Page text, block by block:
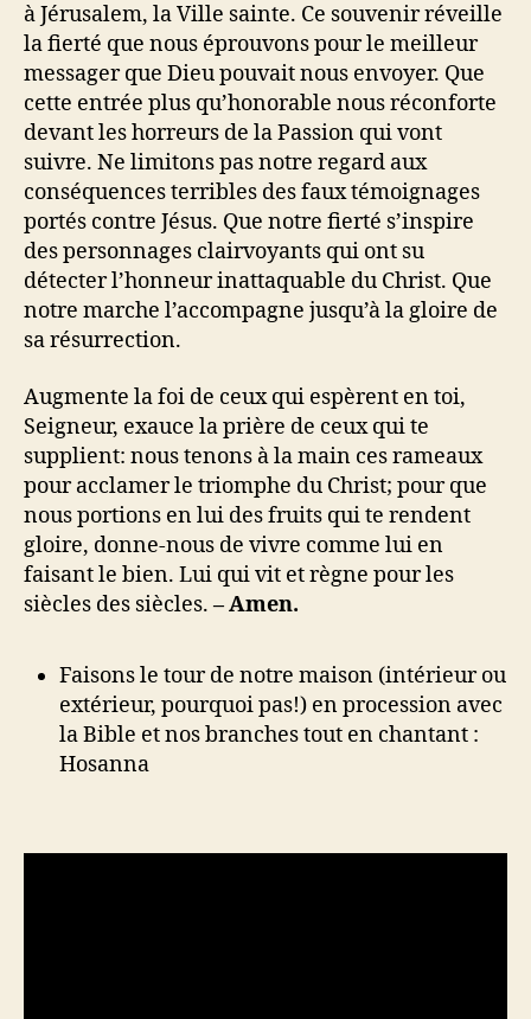
à Jérusalem, la Ville sainte. Ce souvenir réveille
la fierté que nous éprouvons pour le meilleur
messager que Dieu pouvait nous envoyer. Que
cette entrée plus qu’honorable nous réconforte
devant les horreurs de la Passion qui vont
suivre. Ne limitons pas notre regard aux
conséquences terribles des faux témoignages
portés contre Jésus. Que notre fierté s’inspire
des personnages clairvoyants qui ont su
détecter l’honneur inattaquable du Christ. Que
notre marche l’accompagne jusqu’à la gloire de
sa résurrection.
Augmente la foi de ceux qui espèrent en toi,
Seigneur, exauce la prière de ceux qui te
supplient: nous tenons à la main ces rameaux
pour acclamer le triomphe du Christ; pour que
nous portions en lui des fruits qui te rendent
gloire, donne-nous de vivre comme lui en
faisant le bien. Lui qui vit et règne pour les
siècles des siècles. – Amen.
Faisons le tour de notre maison (intérieur ou
extérieur, pourquoi pas!) en procession avec
la Bible et nos branches tout en chantant :
Hosanna